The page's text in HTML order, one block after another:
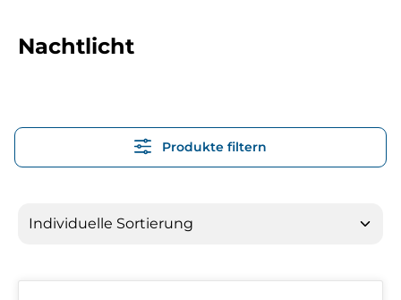
Nachtlicht
Produkte filtern